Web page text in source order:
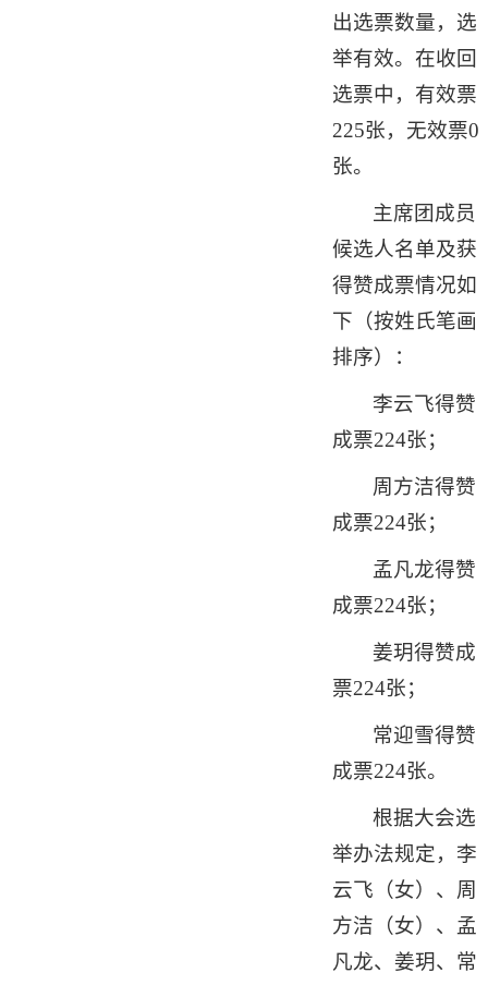
出选票数量，选
举有效。在收回
选票中，有效票
225张，无效票0
张。
主席团成员
候选人名单及获
得赞成票情况如
下（按姓氏笔画
排序）：
李云飞得赞
成票224张；
周方洁得赞
成票224张；
孟凡龙得赞
成票224张；
姜玥得赞成
票224张；
常迎雪得赞
成票224张。
根据大会选
举办法规定，李
云飞（女）、周
方洁（女）、孟
凡龙、姜玥、常